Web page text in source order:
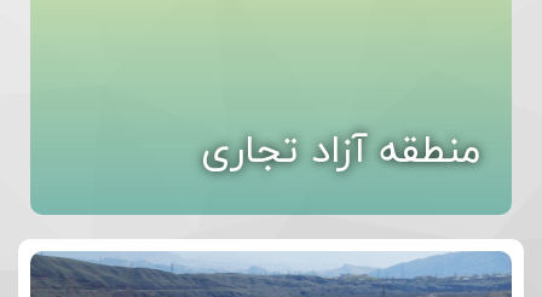
منطقه آزاد تجاری